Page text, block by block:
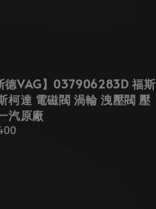
德VAG】037906283D 福斯
柯達 電磁閥 渦輪 洩壓閥 壓
汽原廠